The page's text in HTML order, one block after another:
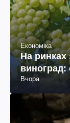
Економіка
На ринках
виноград:
Вчора